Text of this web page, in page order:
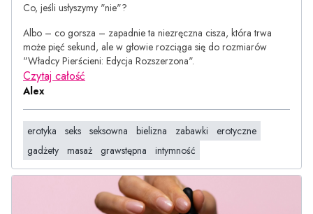
Co, jeśli usłyszymy "nie"?
Albo – co gorsza – zapadnie ta niezręczna cisza, która trwa
może pięć sekund, ale w głowie rozciąga się do rozmiarów
"Władcy Pierścieni: Edycja Rozszerzona".
Czytaj całość
Alex
erotyka seks seksowna bielizna zabawki
erotyczne
gadżety masaż grawstępna intymność